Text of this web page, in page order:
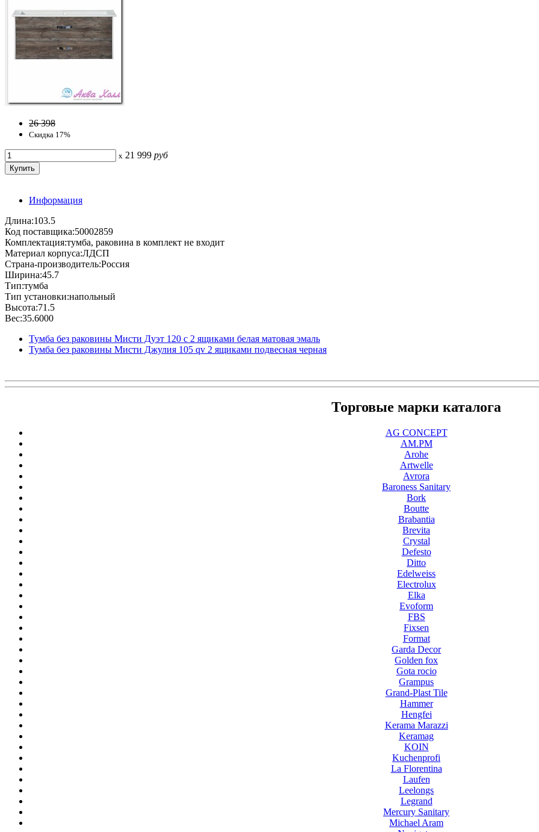
26 398
Скидка 17%
x 21 999 руб
Информация
Длина:103.5
Код поставщика:50002859
Комплектация:тумба, раковина в комплект не входит
Материал корпуса:ЛДСП
Страна-производитель:Россия
Ширина:45.7
Тип:тумба
Тип установки:напольный
Высота:71.5
Вес:35.6000
Тумба без раковины Мисти Дуэт 120 с 2 ящиками белая матовая эмаль
Тумба без раковины Мисти Джулия 105 qv 2 ящиками подвесная черная
Торговые марки каталога
AG CONCEPT
AM.PM
Arohe
Artwelle
Avrora
Baroness Sanitary
Bork
Boutte
Brabantia
Brevita
Crystal
Defesto
Ditto
Edelweiss
Electrolux
Elka
Evoform
FBS
Fixsen
Format
Garda Decor
Golden fox
Gota rocio
Grampus
Grand-Plast Tile
Hammer
Hengfei
Kerama Marazzi
Keramag
KOIN
Kuchenprofi
La Florentina
Laufen
Leelongs
Legrand
Mercury Sanitary
Michael Aram